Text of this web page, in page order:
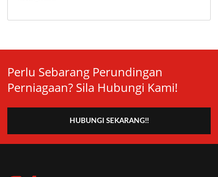
Perlu Sebarang Perundingan
Perniagaan? Sila Hubungi Kami!
HUBUNGI SEKARANG!!